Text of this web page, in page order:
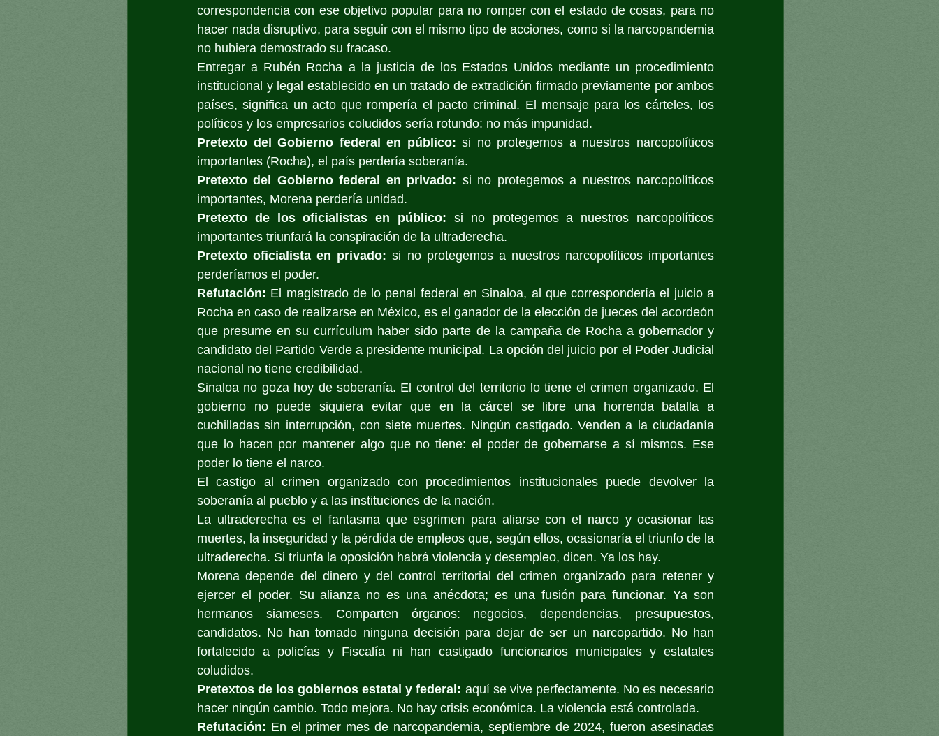
correspondencia con ese objetivo popular para no romper con el estado de cosas, para no
hacer nada disruptivo, para seguir con el mismo tipo de acciones, como si la narcopandemia
no hubiera demostrado su fracaso.
Entregar a Rubén Rocha a la justicia de los Estados Unidos mediante un procedimiento
institucional y legal establecido en un tratado de extradición firmado previamente por ambos
países, significa un acto que rompería el pacto criminal. El mensaje para los cárteles, los
políticos y los empresarios coludidos sería rotundo: no más impunidad.
Pretexto del Gobierno federal en público: si no protegemos a nuestros narcopolíticos
importantes (Rocha), el país perdería soberanía.
Pretexto del Gobierno federal en privado: si no protegemos a nuestros narcopolíticos
importantes, Morena perdería unidad.
Pretexto de los oficialistas en público: si no protegemos a nuestros narcopolíticos
importantes triunfará la conspiración de la ultraderecha.
Pretexto oficialista en privado: si no protegemos a nuestros narcopolíticos importantes
perderíamos el poder.
Refutación: El magistrado de lo penal federal en Sinaloa, al que correspondería el juicio a
Rocha en caso de realizarse en México, es el ganador de la elección de jueces del acordeón
que presume en su currículum haber sido parte de la campaña de Rocha a gobernador y
candidato del Partido Verde a presidente municipal. La opción del juicio por el Poder Judicial
nacional no tiene credibilidad.
Sinaloa no goza hoy de soberanía. El control del territorio lo tiene el crimen organizado. El
gobierno no puede siquiera evitar que en la cárcel se libre una horrenda batalla a
cuchilladas sin interrupción, con siete muertes. Ningún castigado. Venden a la ciudadanía
que lo hacen por mantener algo que no tiene: el poder de gobernarse a sí mismos. Ese
poder lo tiene el narco.
El castigo al crimen organizado con procedimientos institucionales puede devolver la
soberanía al pueblo y a las instituciones de la nación.
La ultraderecha es el fantasma que esgrimen para aliarse con el narco y ocasionar las
muertes, la inseguridad y la pérdida de empleos que, según ellos, ocasionaría el triunfo de la
ultraderecha. Si triunfa la oposición habrá violencia y desempleo, dicen. Ya los hay.
Morena depende del dinero y del control territorial del crimen organizado para retener y
ejercer el poder. Su alianza no es una anécdota; es una fusión para funcionar. Ya son
hermanos siameses. Comparten órganos: negocios, dependencias, presupuestos,
candidatos. No han tomado ninguna decisión para dejar de ser un narcopartido. No han
fortalecido a policías y Fiscalía ni han castigado funcionarios municipales y estatales
coludidos.
Pretextos de los gobiernos estatal y federal: aquí se vive perfectamente. No es necesario
hacer ningún cambio. Todo mejora. No hay crisis económica. La violencia está controlada.
Refutación: En el primer mes de narcopandemia, septiembre de 2024, fueron asesinadas